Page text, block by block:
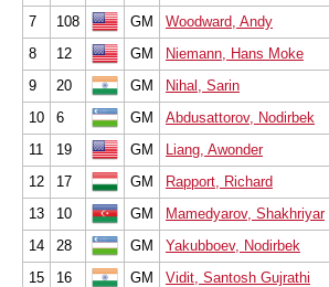
7
108 GM Woodward, Andy
8
12 GM Niemann, Hans Moke
9
20 GM Nihal, Sarin
10
6 GM Abdusattorov, Nodirbek
11
19 GM Liang, Awonder
12
17 GM Rapport, Richard
13
10 GM Mamedyarov, Shakhriyar
14
28 GM Yakubboev, Nodirbek
15
16 GM Vidit, Santosh Gujrathi